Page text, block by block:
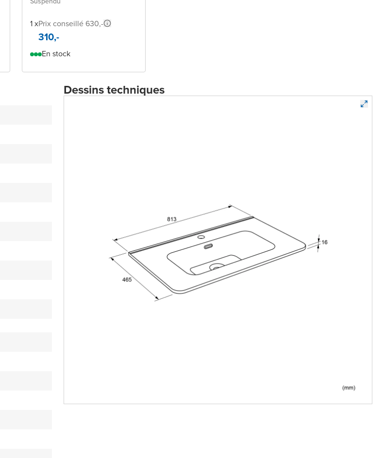
1 xPrix conseillé 630,-
310,-
En stock
Dessins techniques